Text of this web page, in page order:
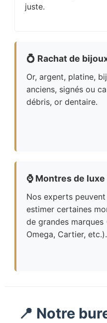
juste.
💍 Rachat de
Or, argent, platine,
anciens, signés ou
débris, or dentaire.
⌚ Montres de luxe
Nos experts peuvent
estimer certaines
de grandes marques
Omega, Cartier, etc.).
📍 Notre